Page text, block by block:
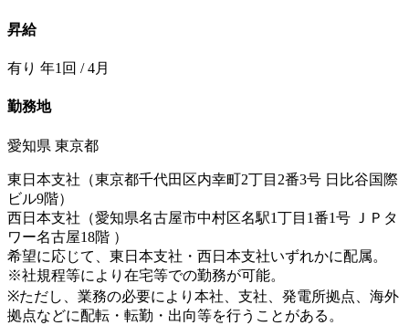
昇給
有り 年1回 / 4月
勤務地
愛知県 東京都
東日本支社（東京都千代田区内幸町2丁目2番3号 日比谷国際
ビル9階）
西日本支社（愛知県名古屋市中村区名駅1丁目1番1号 ＪＰタ
ワー名古屋18階 ）
希望に応じて、東日本支社・西日本支社いずれかに配属。
※社規程等により在宅等での勤務が可能。
※ただし、業務の必要により本社、支社、発電所拠点、海外
拠点などに配転・転勤・出向等を行うことがある。